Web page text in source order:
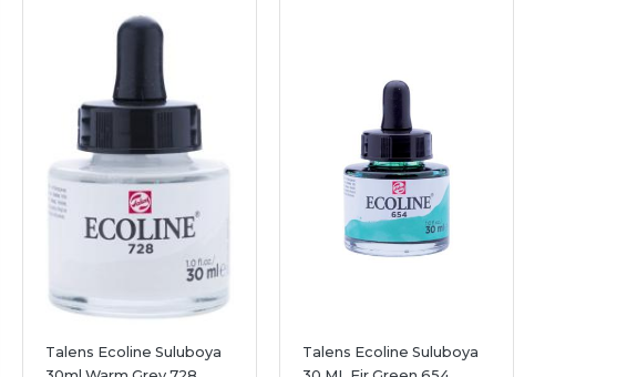
Talens Ecoline Suluboya
Talens Ecoline Suluboya